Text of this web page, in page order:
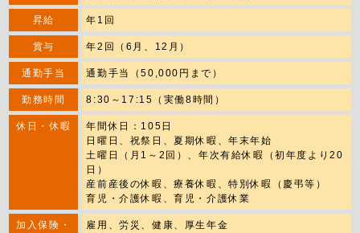
昇給 年1回
賞与 年2回（6月、12月）
通勤手当 通勤手当（50,000円まで）
勤務時間 8:30～17:15（実働8時間）
休日・休暇
年間休日：105日
日曜日、祝祭日、夏期休暇、年末年始
土曜日（月1～2回）、年次有給休暇（初年度より20
日）
産前産後の休暇、療養休暇、特別休暇（慶弔等）
育児・介護休暇、育児・介護休業
加入保険・
雇用、労災、健康、厚生年金